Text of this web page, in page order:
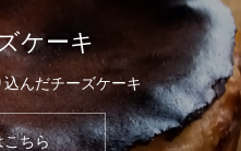
ケーキ
んだチーズケーキ
こちら